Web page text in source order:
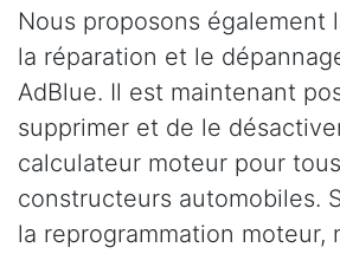
Nous proposons également
la réparation et le
AdBlue. Il est maintenant
supprimer et de le
calculateur moteur pour
constructeurs automobiles.
la reprogrammation moteur,